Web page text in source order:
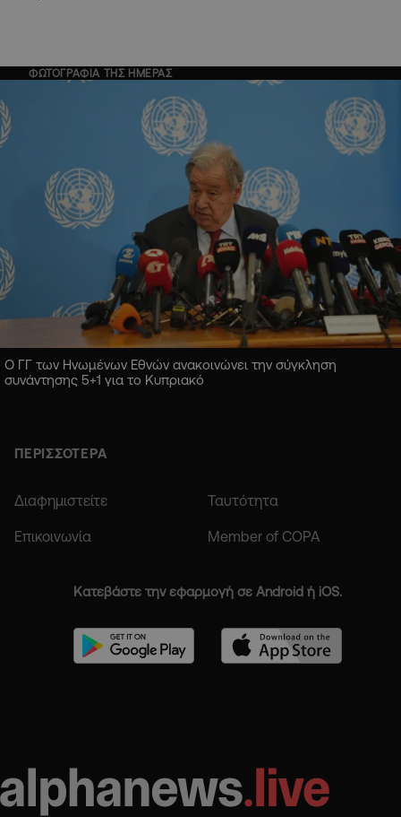
ΦΩΤΟΓΡΑΦΙΑ ΤΗΣ ΗΜΕΡΑΣ
Ο ΓΓ των Ηνωμένων Εθνών ανακοινώνει την σύγκληση
συνάντησης 5+1 για το Κυπριακό
ΠΕΡΙΣΣΟΤΕΡΑ
Διαφημιστείτε Ταυτότητα
Επικοινωνία Member of COPA
Κατεβάστε την εφαρμογή σε Android ή iOS.